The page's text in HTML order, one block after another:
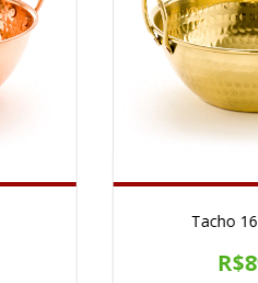
Tacho